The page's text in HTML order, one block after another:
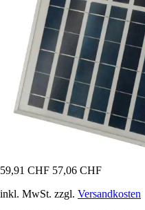
59,91 CHF 57,06 CHF
inkl. MwSt. zzgl. Versandkosten